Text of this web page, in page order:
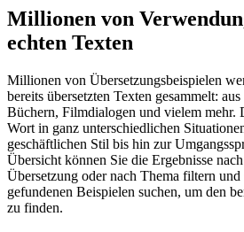
Millionen von
echten Texten
Millionen von Übersetzungsbeispielen
bereits übersetzten Texten gesammelt:
Büchern, Filmdialogen und vielem mehr.
Wort in ganz unterschiedlichen
geschäftlichen Stil bis hin zur
Übersicht können Sie die Ergebnisse
Übersetzung oder nach Thema filtern
gefundenen Beispielen suchen, um den
zu finden.